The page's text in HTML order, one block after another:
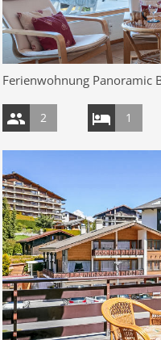
Ferienwohnung Panoramic
2 1